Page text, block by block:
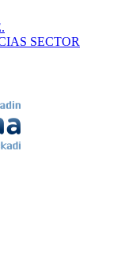
SECTOR